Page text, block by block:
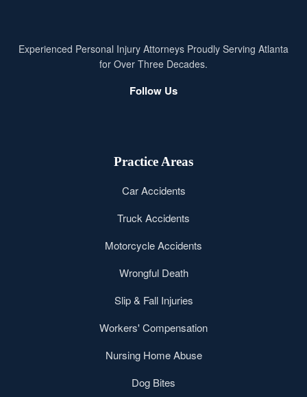
Experienced Personal Injury Attorneys Proudly Serving Atlanta
for Over Three Decades.
Follow Us
Practice Areas
Car Accidents
Truck Accidents
Motorcycle Accidents
Wrongful Death
Slip & Fall Injuries
Workers' Compensation
Nursing Home Abuse
Dog Bites